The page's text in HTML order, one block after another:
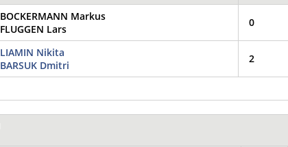
BOCKERMANN Markus
FLUGGEN Lars
0
LIAMIN Nikita
BARSUK Dmitri
2